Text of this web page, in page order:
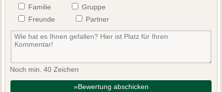
Familie
Gruppe
Freunde
Partner
Noch min. 40 Zeichen
»Bewertung abschicken